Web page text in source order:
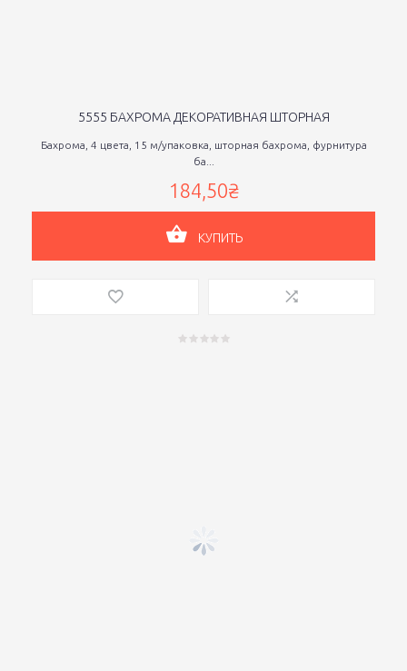
5555 БАХРОМА ДЕКОРАТИВНАЯ ШТОРНАЯ
Бахрома, 4 цвета, 15 м/упаковка, шторная бахрома, фурнитура
ба...
184,50₴
КУПИТЬ